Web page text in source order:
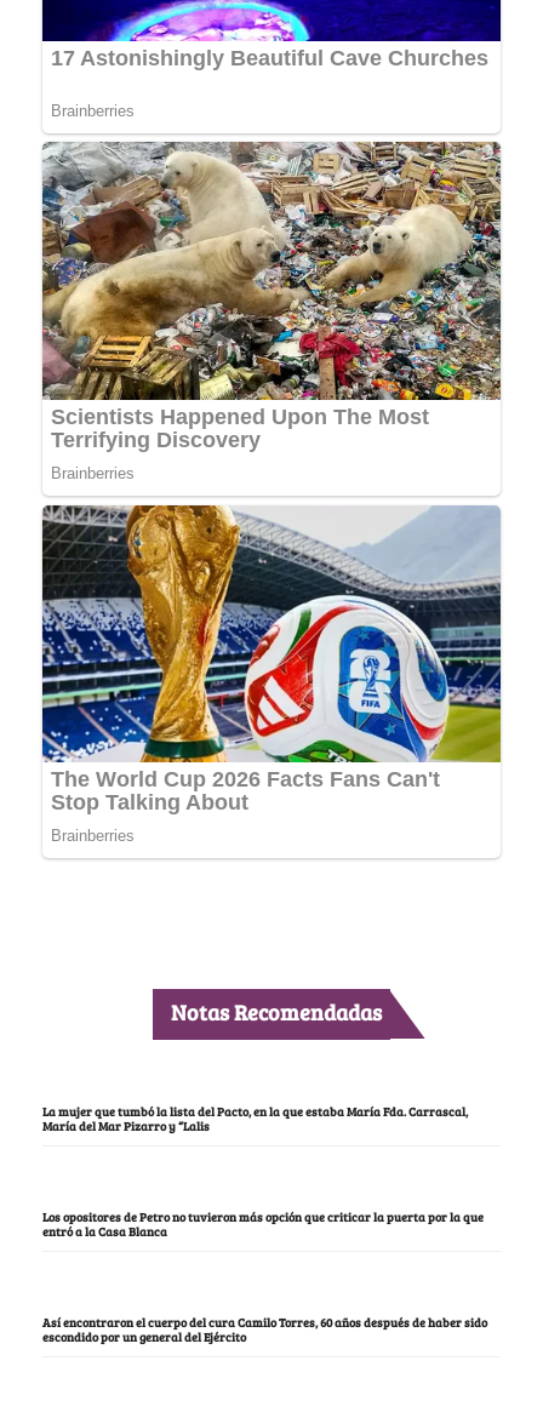
Notas Recomendadas
La mujer que tumbó la lista del Pacto, en la que estaba María Fda. Carrascal,
María del Mar Pizarro y “Lalis
Los opositores de Petro no tuvieron más opción que criticar la puerta por la que
entró a la Casa Blanca
Así encontraron el cuerpo del cura Camilo Torres, 60 años después de haber sido
escondido por un general del Ejército